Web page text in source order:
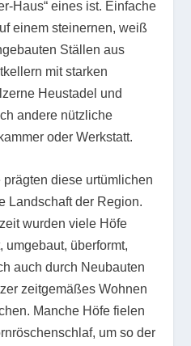
Haus“ eines ist. Einfache
einem steinernen, weiß
Ställen aus
mit starken
Heustadel und
andere nützliche
oder Werkstatt.
diese urtümlichen
Landschaft der Region.
wurden viele Höfe
umgebaut, überformt,
auch durch Neubauten
zeitgemäßes Wohnen
Manche Höfe fielen
um so der